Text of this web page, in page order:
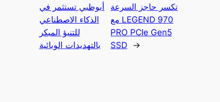
أبوظبي تستثمر في
الذكاء الاصطناعي
للتنبؤ المبكر
بالتهديدات الوبائية
تكسر حاجز السرعة
مع LEGEND 970
PRO PCIe Gen5
SSD
→